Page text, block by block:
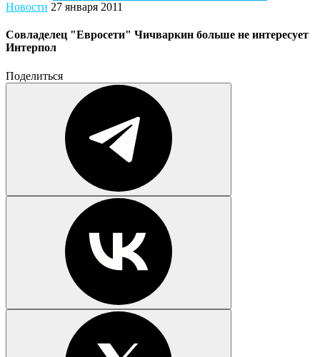
Новости 27 января 2011
Совладелец "Евросети" Чичваркин больше не интересует
Интерпол
Поделиться